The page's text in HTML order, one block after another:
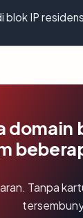
blok IP
domain
Tanpa